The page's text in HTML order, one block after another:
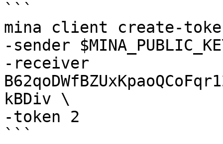
```
mina client create-
-sender
-receiver
kBDiv \
-token 2
```